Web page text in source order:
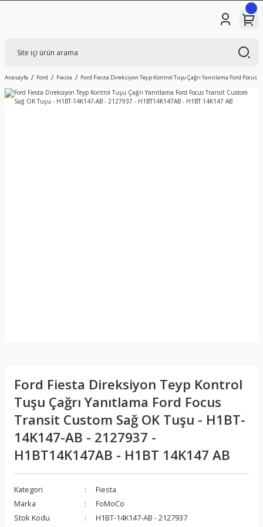
Anasayfa Ford Fiesta Ford Fiesta Direksiyon Teyp Kontrol Tuşu Çağrı Yanıtlama Ford Focus
Ford Fiesta Direksiyon Teyp Kontrol
Tuşu Çağrı Yanıtlama Ford Focus
Transit Custom Sağ OK Tuşu - H1BT-
14K147-AB - 2127937 -
H1BT14K147AB - H1BT 14K147 AB
Kategori
Fiesta
Marka
FoMoCo
Stok Kodu
H1BT-14K147-AB - 2127937